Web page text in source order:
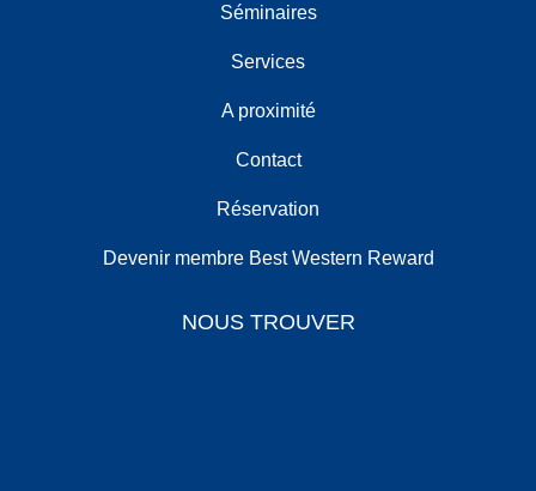
Séminaires
Services
A proximité
Contact
Réservation
Devenir membre Best Western Reward
NOUS TROUVER